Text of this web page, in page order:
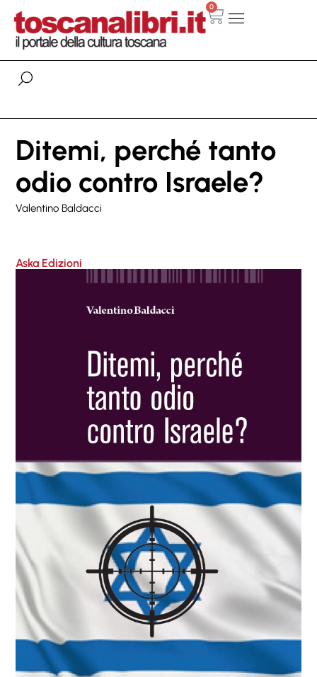
0
Ditemi, perché tanto
odio contro Israele?
Valentino Baldacci
Aska Edizioni